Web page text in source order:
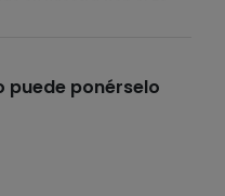
puede ponérselo